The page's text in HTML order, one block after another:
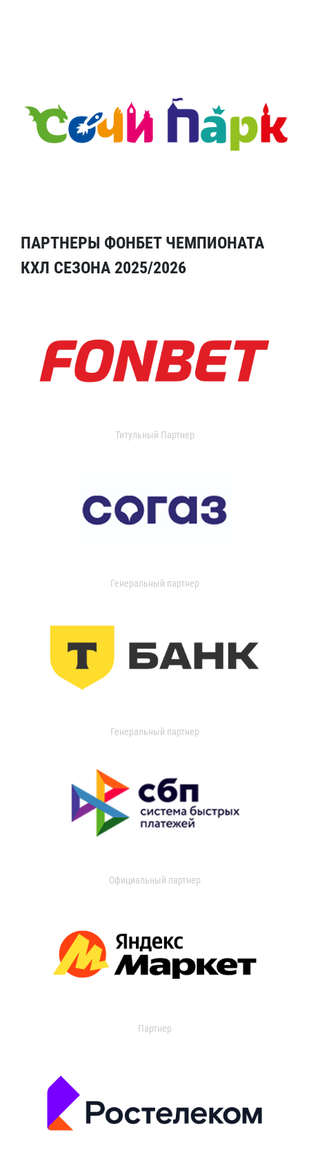
ПАРТНЕРЫ ФОНБЕТ ЧЕМПИОНАТА
КХЛ СЕЗОНА 2025/2026
Титульный Партнер
Генеральный партнер
Генеральный партнер
Официальный партнер
Партнер